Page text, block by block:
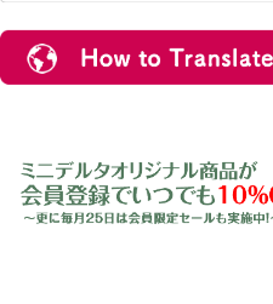
対象商品
新入荷
ミニデルタオリジナルパーツ